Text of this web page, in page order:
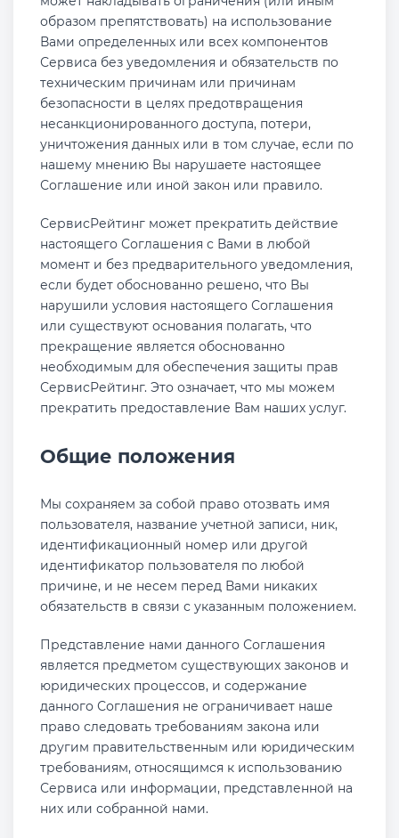
образом препятствовать) на использование
Вами определенных или всех компонентов
Сервиса без уведомления и обязательств по
техническим причинам или причинам
безопасности в целях предотвращения
несанкционированного доступа, потери,
уничтожения данных или в том случае, если по
нашему мнению Вы нарушаете настоящее
Соглашение или иной закон или правило.
СервисРейтинг может прекратить действие
настоящего Соглашения с Вами в любой
момент и без предварительного уведомления,
если будет обоснованно решено, что Вы
нарушили условия настоящего Соглашения
или существуют основания полагать, что
прекращение является обоснованно
необходимым для обеспечения защиты прав
СервисРейтинг. Это означает, что мы можем
прекратить предоставление Вам наших услуг.
Общие положения
Мы сохраняем за собой право отозвать имя
пользователя, название учетной записи, ник,
идентификационный номер или другой
идентификатор пользователя по любой
причине, и не несем перед Вами никаких
обязательств в связи с указанным положением.
Представление нами данного Соглашения
является предметом существующих законов и
юридических процессов, и содержание
данного Соглашения не ограничивает наше
право следовать требованиям закона или
другим правительственным или юридическим
требованиям, относящимся к использованию
Сервиса или информации, представленной на
них или собранной нами.